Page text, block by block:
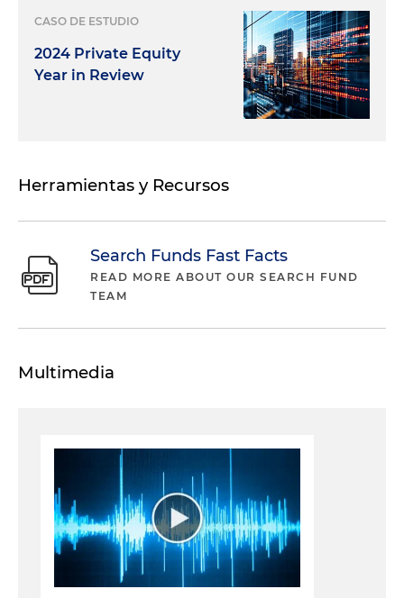
CASO DE ESTUDIO
2024 Private Equity
Year in Review
Herramientas y Recursos
Search Funds Fast Facts
READ MORE ABOUT OUR SEARCH FUND
TEAM
Multimedia